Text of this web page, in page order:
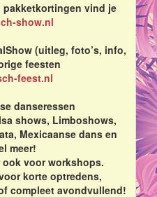
pakketkortingen vind je
show.nl
(uitleg, foto’s, info,
feesten
feest.nl
danseressen
shows, Limboshows,
Mexicaanse dans en
meer!
ook voor workshops.
korte optredens,
compleet avondvullend!